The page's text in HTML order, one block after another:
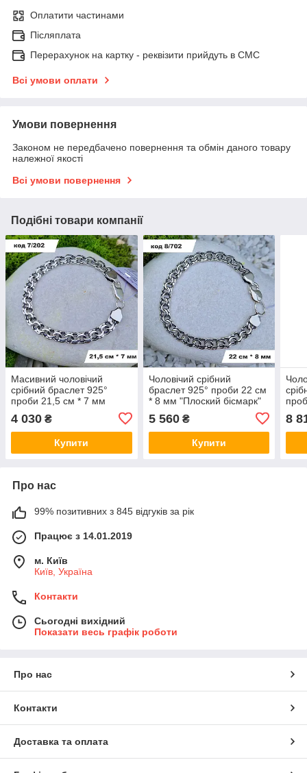
Оплатити частинами
Післяплата
Перерахунок на картку - реквізити прийдуть в СМС
Всі умови оплати
Умови повернення
Законом не передбачено повернення та обмін даного товару
належної якості
Всі умови повернення
Подібні товари компанії
Масивний чоловічий
срібний браслет 925°
проби 21,5 см * 7 мм
чорнінням
4 030 ₴
Купити
Чоловічий срібний
браслет 925° проби 22 см
* 8 мм "Плоский бісмарк"
5 560₴
Купити
8
Про нас
99% позитивних з 845 відгуків за рік
Працює з 14.01.2019
м. Київ
Київ, Україна
Контакти
Сьогодні вихідний
Показати весь графік роботи
Про нас
Контакти
Доставка та оплата